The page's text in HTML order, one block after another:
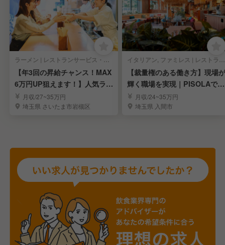
ラーメン | レストランサービス・ホールスタッフ
【年3回の昇給チャンス！MAX
6万円UP狙えます！】人気ラー
メンの社員募集
月収/27~35万円
埼玉県 さいたま市岩槻区
イタリアン, ファミレス | レストランサービス・ホールスタッフ
【裁量権のある働き方】現場が
輝く職場を実現｜PISOLAで店
長候補募集
月収/24~35万円
埼玉県 入間市